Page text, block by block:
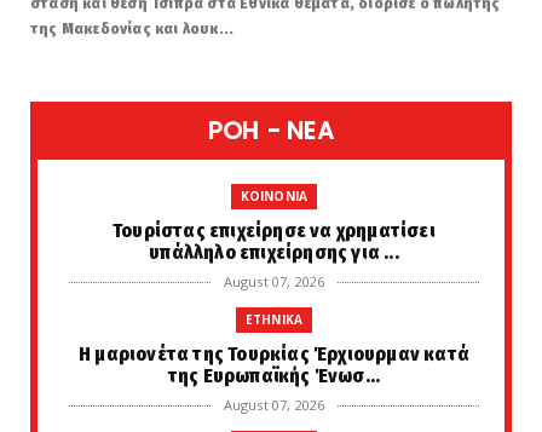
της Μακεδονίας και λουκ...
POH - NEA
KOINONIA
Τουρίστας επιχείρησε να χρηματίσει
υπάλληλο επιχείρησης για ...
August 07, 2026
ETHNIKA
Η μαριονέτα της Τουρκίας Έρχιουρμαν κατά
της Ευρωπαϊκής Ένωσ...
August 07, 2026